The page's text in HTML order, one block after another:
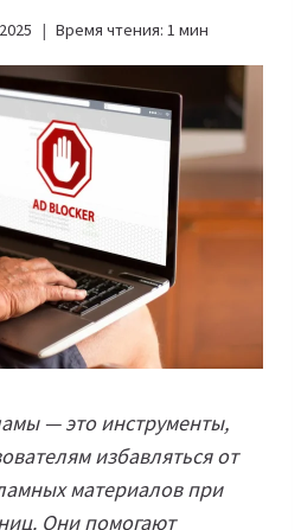
Время чтения: 1 мин
— это инструменты,
избавляться от
материалов при
Они помогают